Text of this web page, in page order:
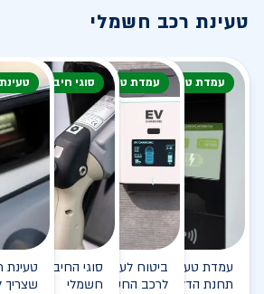
טעינת רכב חשמלי
עמדת טעינה
עמדת טעינה - הסוף של
תחנת הדלק?
עמדת טעינה
ביטוח לעמדת טעינה ביתית
לרכב החשמלי
סוגי חיבור
סוגי החיבורים
חשמלי
שצריך